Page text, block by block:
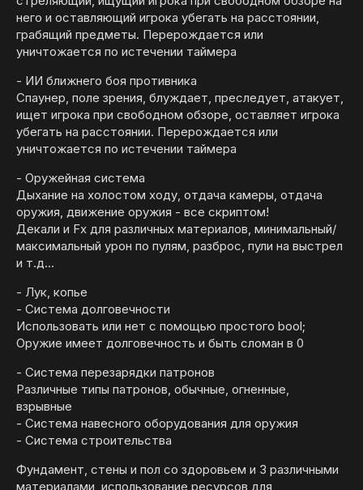
него и оставляющий игрока убегать на расстоянии,
грабящий предметы. Перерождается или
уничтожается по истечении таймера
- ИИ ближнего боя противника
Спаунер, поле зрения, блуждает, преследует, атакует,
ищет игрока при свободном обзоре, оставляет игрока
убегать на расстоянии. Перерождается или
уничтожается по истечении таймера
- Оружейная система
Дыхание на холостом ходу, отдача камеры, отдача
оружия, движение оружия - все скриптом!
Декали и Fx для различных материалов, минимальный/
максимальный урон по пулям, разброс, пули на выстрел
и т.д...
- Лук, копье
- Система долговечности
Использовать или нет с помощью простого bool;
Оружие имеет долговечность и быть сломан в 0
- Система перезарядки патронов
Различные типы патронов, обычные, огненные,
взрывные
- Система навесного оборудования для оружия
- Система строительства
Фундамент, стены и пол со здоровьем и 3 различными
материалами, использование ресурсов для